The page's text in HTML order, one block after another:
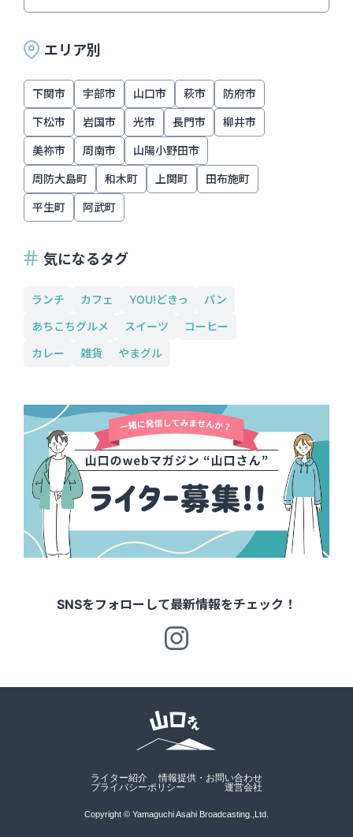
エリア別
下関市 宇部市 山口市 萩市 防府市
下松市 岩国市 光市 長門市 柳井市
美祢市 周南市 山陽小野田市
周防大島町 和木町 上関町 田布施町
平生町 阿武町
気になるタグ
ランチ カフェ YOU!どきっ
パン
あちこちグルメ
スイーツ
コーヒー
カレー
雑貨 やまグル
SNSをフォローして最新情報をチェック！
ライター紹介
情報提供・お問い合わせ
プライバシーポリシー
運営会社
Copyright © Yamaguchi Asahi Broadcasting.,Ltd.